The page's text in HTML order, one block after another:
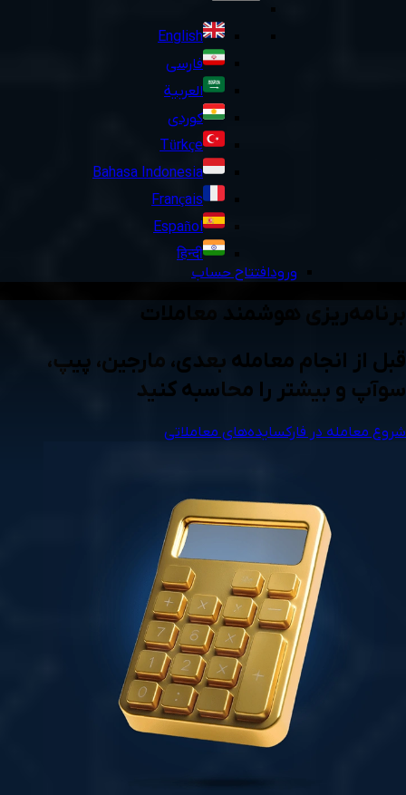
English
فارسی
العربية
کوردی
Türkçe
Bahasa Indonesia
Français
Español
हिन्दी
ورودافتتاح حساب
برنامه‌ریزی هوشمند معاملات
قبل از انجام معامله بعدی، مارجین، پیپ،
سوآپ و بیشتر را محاسبه کنید
شروع معامله در فارکسایده‌های معاملاتی